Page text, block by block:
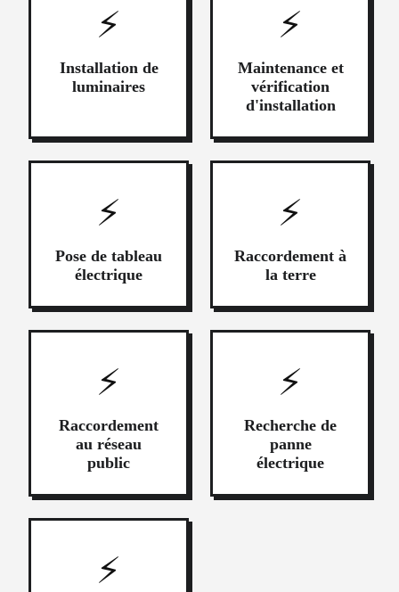
⚡
Installation de
luminaires
⚡
Maintenance et
vérification
d'installation
⚡
Pose de tableau
électrique
⚡
Raccordement à
la terre
⚡
Raccordement
au réseau
public
⚡
Recherche de
panne
électrique
⚡